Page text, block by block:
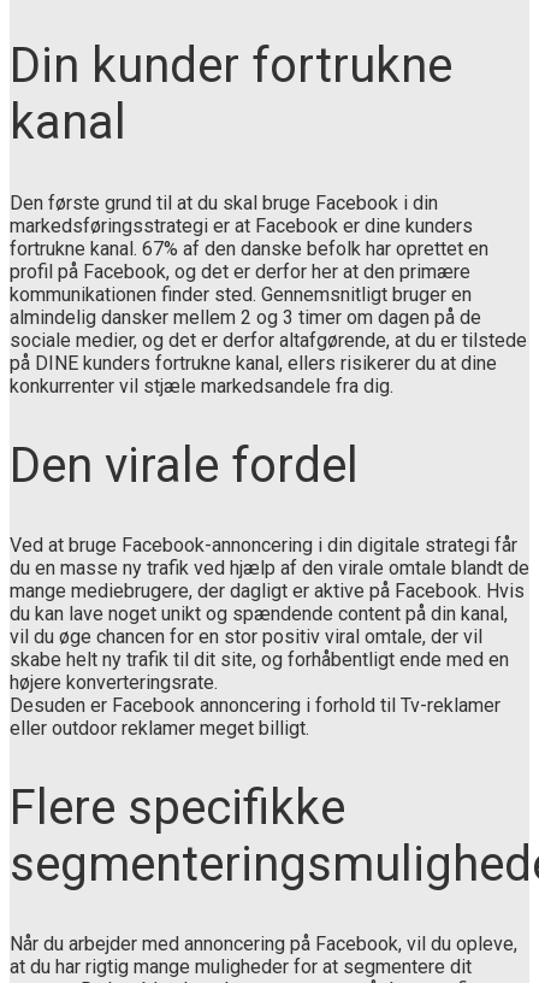
Din kunder fortrukne
kanal
Den første grund til at du skal bruge Facebook i din
markedsføringsstrategi er at Facebook er dine kunders
fortrukne kanal. 67% af den danske befolk har oprettet en
profil på Facebook, og det er derfor her at den primære
kommunikationen finder sted. Gennemsnitligt bruger en
almindelig dansker mellem 2 og 3 timer om dagen på de
sociale medier, og det er derfor altafgørende, at du er tilstede
på DINE kunders fortrukne kanal, ellers risikerer du at dine
konkurrenter vil stjæle markedsandele fra dig.
Den virale fordel
Ved at bruge Facebook-annoncering i din digitale strategi får
du en masse ny trafik ved hjælp af den virale omtale blandt de
mange mediebrugere, der dagligt er aktive på Facebook. Hvis
du kan lave noget unikt og spændende content på din kanal,
vil du øge chancen for en stor positiv viral omtale, der vil
skabe helt ny trafik til dit site, og forhåbentligt ende med en
højere konverteringsrate.
Desuden er Facebook annoncering i forhold til Tv-reklamer
eller outdoor reklamer meget billigt.
Flere specifikke
Når du arbejder med annoncering på Facebook, vil du opleve,
at du har rigtig mange muligheder for at segmentere dit